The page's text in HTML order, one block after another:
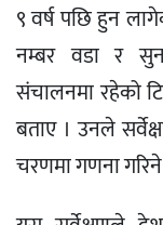
९ वर्ष पछि हुन
नम्बर वडा र
संचालनमा रहेको
बताए । उनले
चरणमा गणना